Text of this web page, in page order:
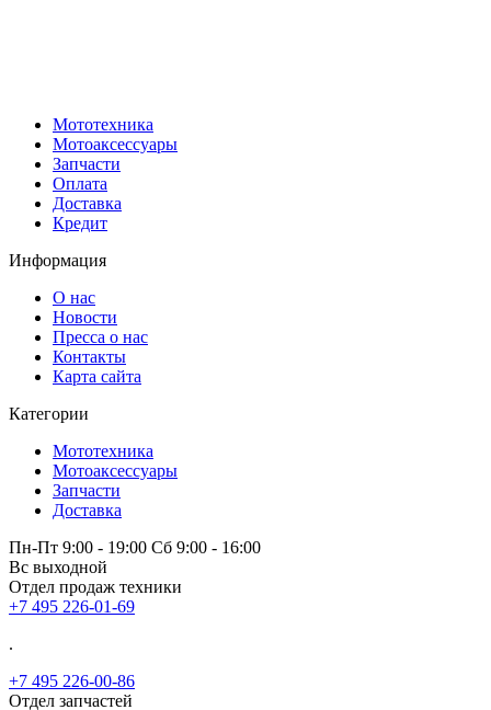
Мототехника
Мотоаксессуары
Запчасти
Оплата
Доставка
Кредит
Информация
О нас
Новости
Пресса о нас
Контакты
Карта сайта
Категории
Мототехника
Мотоаксессуары
Запчасти
Доставка
Пн-Пт 9:00 - 19:00 Сб 9:00 - 16:00
Вс выходной
Отдел продаж техники
+7 495 226-01-69
.
+7 495 226-00-86
Отдел запчастей